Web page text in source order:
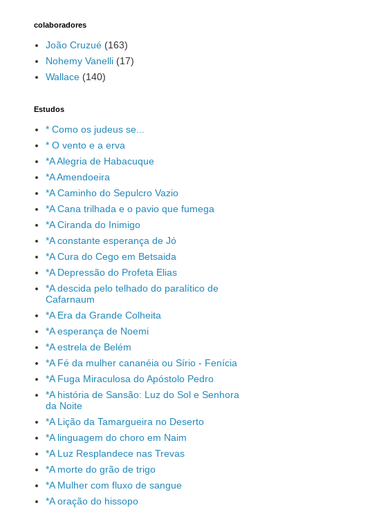
colaboradores
João Cruzué (163)
Nohemy Vanelli (17)
Wallace (140)
Estudos
* Como os judeus se...
* O vento e a erva
*A Alegria de Habacuque
*A Amendoeira
*A Caminho do Sepulcro Vazio
*A Cana trilhada e o pavio que fumega
*A Ciranda do Inimigo
*A constante esperança de Jó
*A Cura do Cego em Betsaida
*A Depressão do Profeta Elias
*A descida pelo telhado do paralítico de
Cafarnaum
*A Era da Grande Colheita
*A esperança de Noemi
*A estrela de Belém
*A Fé da mulher cananéia ou Sírio - Fenícia
*A Fuga Miraculosa do Apóstolo Pedro
*A história de Sansão: Luz do Sol e Senhora
da Noite
*A Lição da Tamargueira no Deserto
*A linguagem do choro em Naim
*A Luz Resplandece nas Trevas
*A morte do grão de trigo
*A Mulher com fluxo de sangue
*A oração do hissopo